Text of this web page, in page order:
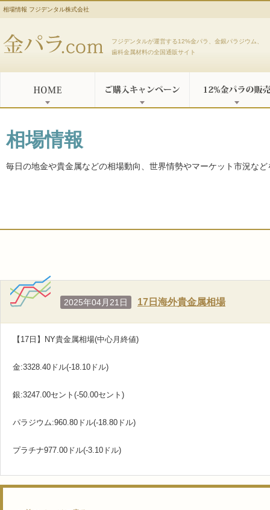
相場情報 フジデンタル株式会社
フジデンタルが運営する12%金パラ、金銀パラジウム、
歯科金属材料の全国通販サイト
相場情報
毎日の地金や貴金属などの相場動向、世界情勢やマーケット市況など
2025年04月21日 17日海外貴金属相場
【17日】NY貴金属相場(中心月終値)
金:3328.40ドル(-18.10ドル)
銀:3247.00セント(-50.00セント)
パラジウム:960.80ドル(-18.80ドル)
プラチナ977.00ドル(-3.10ドル)